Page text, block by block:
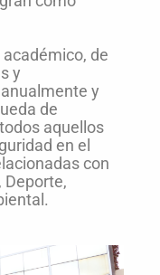
de
y
y
de
aquellos
en el
con
Deporte,